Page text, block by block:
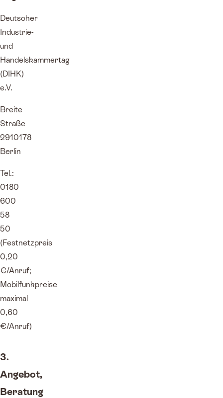
Deutscher
Industrie-
und
Handelskammertag
(DIHK)
e.V.
Breite
Straße
2910178
Berlin
Tel.:
0180
600
58
50
(Festnetzpreis
0,20
€/Anruf;
Mobilfunkpreise
maximal
0,60
€/Anruf)
3.
Angebot,
Beratung